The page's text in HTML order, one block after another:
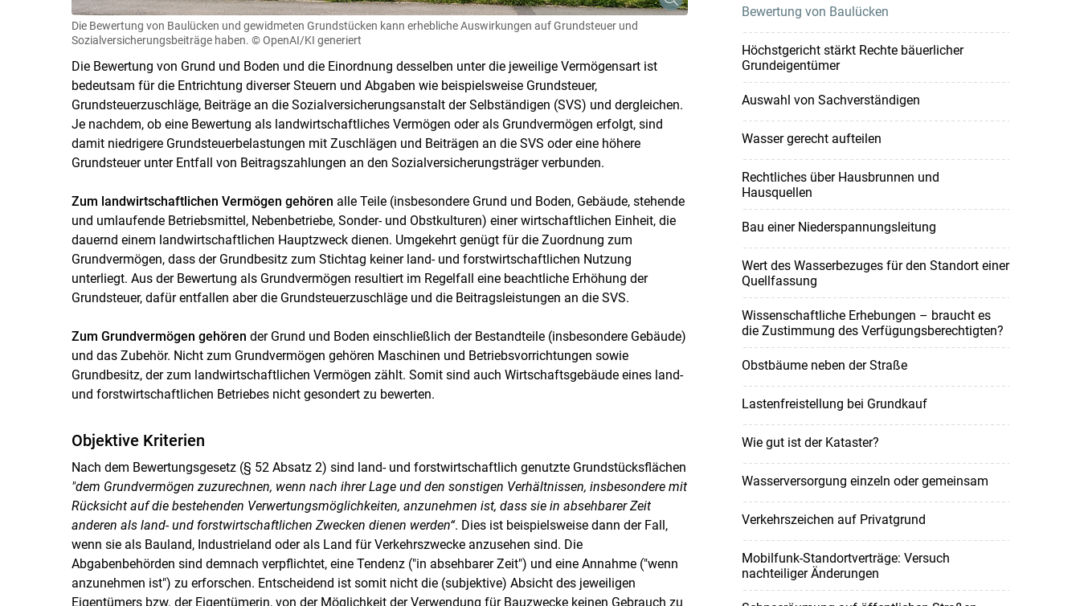
Skip to main content
Die Bewertung von Baulücken und gewidmeten Grundstücken kann erhebliche Auswirkungen auf Grundsteuer und
Sozialversicherungsbeiträge haben. © OpenAI/​KI generiert
Die Bewertung von Grund und Boden und die Einordnung desselben unter die jeweilige Vermögensart ist
bedeutsam für die Entrichtung diverser Steuern und Abgaben wie beispielsweise Grundsteuer,
Grundsteuerzuschläge, Beiträge an die Sozialversicherungsanstalt der Selbständigen (SVS) und dergleichen.
Je nachdem, ob eine Bewertung als landwirtschaftliches Vermögen oder als Grundvermögen erfolgt, sind
damit niedrigere Grundsteuerbelastungen mit Zuschlägen und Beiträgen an die SVS oder eine höhere
Grundsteuer unter Entfall von Beitragszahlungen an den Sozialversicherungsträger verbunden.
Zum landwirtschaftlichen Vermögen gehören alle Teile (insbesondere Grund und Boden, Gebäude, stehende
und umlaufende Betriebsmittel, Nebenbetriebe, Sonder- und Obstkulturen) einer wirtschaftlichen Einheit, die
dauernd einem landwirtschaftlichen Hauptzweck dienen. Umgekehrt genügt für die Zuordnung zum
Grundvermögen, dass der Grundbesitz zum Stichtag keiner land- und forstwirtschaftlichen Nutzung
unterliegt. Aus der Bewertung als Grundvermögen resultiert im Regelfall eine beachtliche Erhöhung der
Grundsteuer, dafür entfallen aber die Grundsteuerzuschläge und die Beitragsleistungen an die SVS.
Zum Grundvermögen gehören der Grund und Boden einschließlich der Bestandteile (insbesondere Gebäude)
und das Zubehör. Nicht zum Grundvermögen gehören Maschinen und Betriebsvorrichtungen sowie
Grundbesitz, der zum landwirtschaftlichen Vermögen zählt. Somit sind auch Wirtschaftsgebäude eines land-
und forstwirtschaftlichen Betriebes nicht gesondert zu bewerten.
Objektive Kriterien
Nach dem Bewertungsgesetz (§ 52 Absatz 2) sind land- und forstwirtschaftlich genutzte Grundstücksflächen
"dem Grundvermögen zuzurechnen, wenn nach ihrer Lage und den sonstigen Verhältnissen, insbesondere mit
Rücksicht auf die bestehenden Verwertungsmöglichkeiten, anzunehmen ist, dass sie in absehbarer Zeit
anderen als land- und forstwirtschaftlichen Zwecken dienen werden“. Dies ist beispielsweise dann der Fall,
wenn sie als Bauland, Industrieland oder als Land für Verkehrszwecke anzusehen sind. Die
Abgabenbehörden sind demnach verpflichtet, eine Tendenz ("in absehbarer Zeit") und eine Annahme ("wenn
anzunehmen ist") zu erforschen. Entscheidend ist somit nicht die (subjektive) Absicht des jeweiligen
Eigentümers bzw. der Eigentümerin, von der Möglichkeit der Verwendung für Bauzwecke keinen Gebrauch zu
Bewertung von Baulücken
Höchstgericht stärkt Rechte bäuerlicher
Grundeigentümer
Auswahl von Sachverständigen
Wasser gerecht aufteilen
Rechtliches über Hausbrunnen und
Hausquellen
Bau einer Niederspannungsleitung
Wert des Wasserbezuges für den Standort einer
Quellfassung
Wissenschaftliche Erhebungen – braucht es
die Zustimmung des Verfügungsberechtigten?
Obstbäume neben der Straße
Lastenfreistellung bei Grundkauf
Wie gut ist der Kataster?
Wasserversorgung einzeln oder gemeinsam
Verkehrszeichen auf Privatgrund
Mobilfunk-Standortverträge: Versuch
nachteiliger Änderungen